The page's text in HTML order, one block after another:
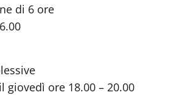
di 6 ore
ore 18.00 – 20.00